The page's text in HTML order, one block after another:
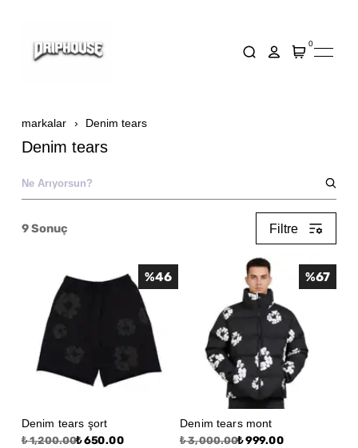
0
markalar Denim tears
Denim tears
9Sonuç Filtre
Denim tears şort
₺ 1,200.00₺ 650.00
%46
Denim tears mont
₺ 3,000.00₺ 999.00
%67